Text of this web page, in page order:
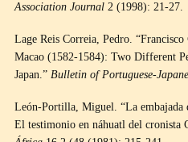
Association Journal 2 (1998): 21-27.
Lage Reis Correia, Pedro.
Macao (1582-1584): Two Different
Japan.” Bulletin of Portuguese-
León-Portilla, Miguel. “La embajada
El testimonio en náhuatl del cronista